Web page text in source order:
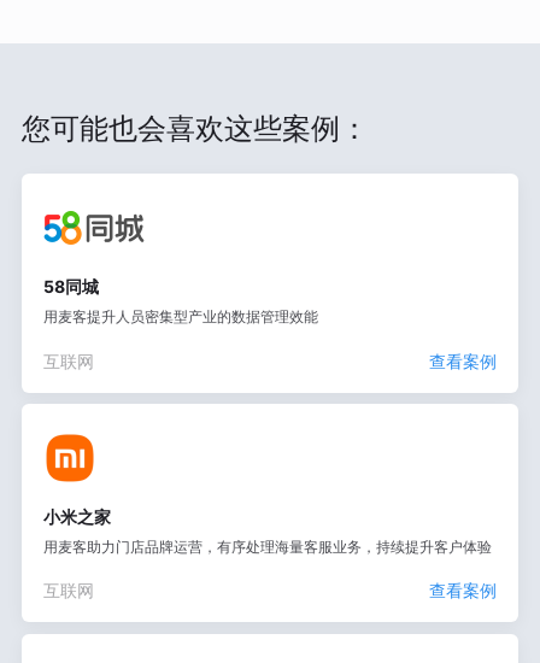
您可能也会喜欢这些案例：
58同城
用麦客提升人员密集型产业的数据管理效能
互联网 查看案例
小米之家
用麦客助力门店品牌运营，有序处理海量客服业务，持续提升客户体验
互联网 查看案例